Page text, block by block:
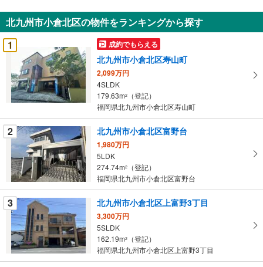
知
を
受
け
る
・
条
件
を
マ
イ
ペ
ー
ジ
に
保
存
す
る
北九州市小倉北区の物件をランキングから探す
1
成約でもらえる
北九州市小倉北区寿山町
2,099万円
4SLDK
179.63m2
（登記）
福岡県北九州市小倉北区寿山町
2 北九州市小倉北区富野台
1,980万円
5LDK
274.74m2
（登記）
福岡県北九州市小倉北区富野台
3 北九州市小倉北区上富野3丁目
3,300万円
5SLDK
162.19m2
（登記）
福岡県北九州市小倉北区上富野3丁目